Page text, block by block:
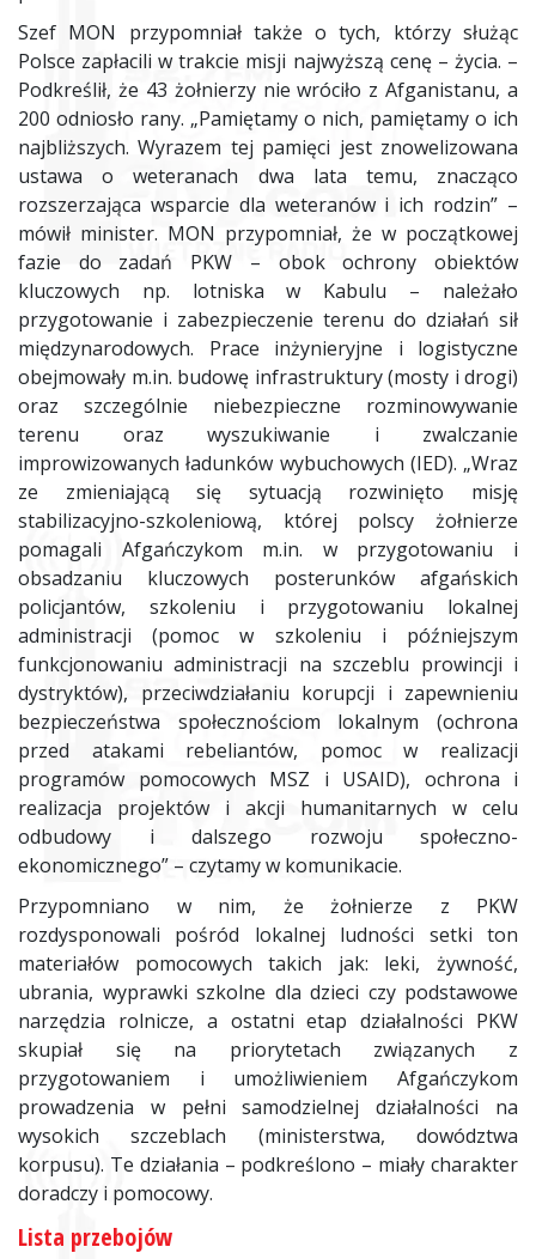
Szef MON przypomniał także o tych, którzy służąc
Polsce zapłacili w trakcie misji najwyższą cenę – życia. –
Podkreślił, że 43 żołnierzy nie wróciło z Afganistanu, a
200 odniosło rany. „Pamiętamy o nich, pamiętamy o ich
najbliższych. Wyrazem tej pamięci jest znowelizowana
ustawa o weteranach dwa lata temu, znacząco
rozszerzająca wsparcie dla weteranów i ich rodzin” –
mówił minister. MON przypomniał, że w początkowej
fazie do zadań PKW – obok ochrony obiektów
kluczowych np. lotniska w Kabulu – należało
przygotowanie i zabezpieczenie terenu do działań sił
międzynarodowych. Prace inżynieryjne i logistyczne
obejmowały m.in. budowę infrastruktury (mosty i drogi)
oraz szczególnie niebezpieczne rozminowywanie
terenu oraz wyszukiwanie i zwalczanie
improwizowanych ładunków wybuchowych (IED). „Wraz
ze zmieniającą się sytuacją rozwinięto misję
stabilizacyjno-szkoleniową, której polscy żołnierze
pomagali Afgańczykom m.in. w przygotowaniu i
obsadzaniu kluczowych posterunków afgańskich
policjantów, szkoleniu i przygotowaniu lokalnej
administracji (pomoc w szkoleniu i późniejszym
funkcjonowaniu administracji na szczeblu prowincji i
dystryktów), przeciwdziałaniu korupcji i zapewnieniu
bezpieczeństwa społecznościom lokalnym (ochrona
przed atakami rebeliantów, pomoc w realizacji
programów pomocowych MSZ i USAID), ochrona i
realizacja projektów i akcji humanitarnych w celu
odbudowy i dalszego rozwoju społeczno-
ekonomicznego” – czytamy w komunikacie.
Przypomniano w nim, że żołnierze z PKW
rozdysponowali pośród lokalnej ludności setki ton
materiałów pomocowych takich jak: leki, żywność,
ubrania, wyprawki szkolne dla dzieci czy podstawowe
narzędzia rolnicze, a ostatni etap działalności PKW
skupiał się na priorytetach związanych z
przygotowaniem i umożliwieniem Afgańczykom
prowadzenia w pełni samodzielnej działalności na
wysokich szczeblach (ministerstwa, dowództwa
korpusu). Te działania – podkreślono – miały charakter
doradczy i pomocowy.
Lista przebojów